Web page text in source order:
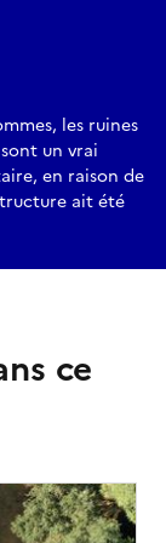
les ruines
un vrai
en raison de
ait été
ce